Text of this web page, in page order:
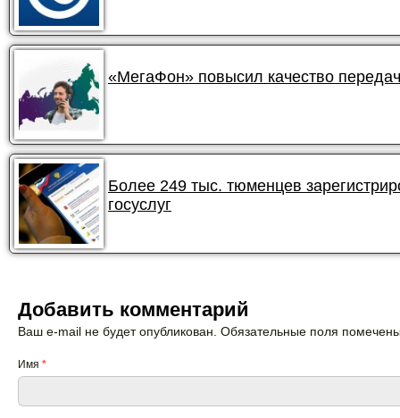
«МегаФон» повысил качество
Более 249 тыс. тюменцев
госуслуг
Добавить комментарий
Ваш e-mail не будет опубликован. Обязательные поля
Имя *